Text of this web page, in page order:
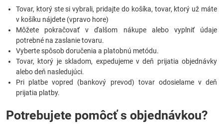
Tovar, ktorý ste si vybrali, pridajte do košíka, tovar, ktorý už máte
v košíku nájdete (vpravo hore)
Môžete pokračovať v ďalšom nákupe alebo vyplniť údaje
potrebné na zaslanie tovaru.
Vyberte spôsob doručenia a platobnú metódu.
Tovar, ktorý je skladom, expedujeme v deň prijatia objednávky
alebo deň nasledujúci.
Pri platbe vopred (bankový prevod) tovar odosielame v deň
prijatia platby.
Potrebujete pomôcť s objednávkou?